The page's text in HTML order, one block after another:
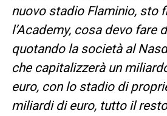
nuovo stadio Flaminio, sto
l’Academy, cosa devo fare
quotando la società al
che capitalizzerà un
euro, con lo stadio di
miliardi di euro, tutto il